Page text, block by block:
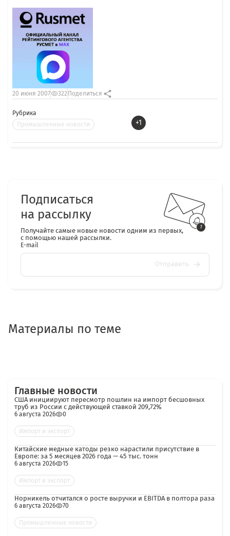
Рубрика
Промышленные новости
+1
20 июня 2007 322 Поделиться
Подписаться
на рассылку
Получайте самые новые новости одним из первых,
с помощью нашей рассылки.
E-mail
Отправить
Материалы по теме
Главные новости
США инициируют пересмотр пошлин на импорт бесшовных
труб из России с действующей ставкой 209,72%
6 августа 2026 0
Импорт и экспорт
Китайские медные катоды резко нарастили присутствие в
Европе: за 5 месяцев 2026 года — 45 тыс. тонн
6 августа 2026 15
Импорт и экспорт
Норникель отчитался о росте выручки и EBITDA в полтора раза
6 августа 2026 70
Промышленные новости